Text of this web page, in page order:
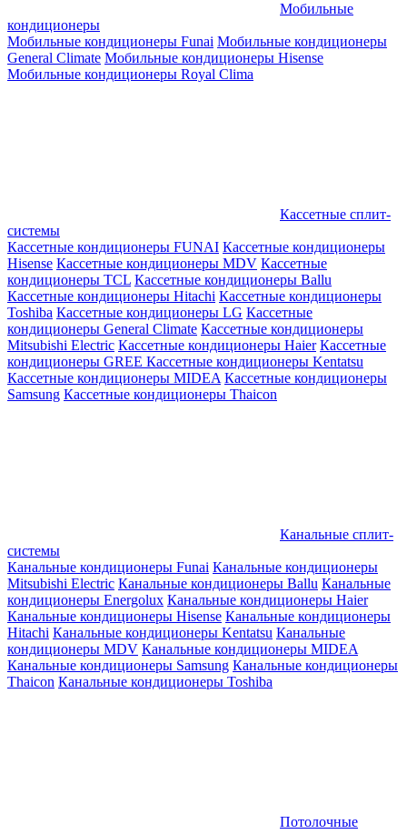
Мобильные
кондиционеры
Мобильные кондиционеры Funai Мобильные кондиционеры
General Climate Мобильные кондиционеры Hisense
Мобильные кондиционеры Royal Clima
Кассетные сплит-
системы
Кассетные кондиционеры FUNAI Кассетные кондиционеры
Hisense Кассетные кондиционеры MDV Кассетные
кондиционеры TCL Кассетные кондиционеры Ballu
Кассетные кондиционеры Hitachi Кассетные кондиционеры
Toshiba Кассетные кондиционеры LG Кассетные
кондиционеры General Climate Кассетные кондиционеры
Mitsubishi Electric Кассетные кондиционеры Haier Кассетные
кондиционеры GREE Кассетные кондиционеры Kentatsu
Кассетные кондиционеры MIDEA Кассетные кондиционеры
Samsung Кассетные кондиционеры Thaicon
Канальные сплит-
системы
Канальные кондиционеры Funai Канальные кондиционеры
Mitsubishi Electric Канальные кондиционеры Ballu Канальные
кондиционеры Energolux Канальные кондиционеры Haier
Канальные кондиционеры Hisense Канальные кондиционеры
Hitachi Канальные кондиционеры Kentatsu Канальные
кондиционеры MDV Канальные кондиционеры MIDEA
Канальные кондиционеры Samsung Канальные кондиционеры
Thaicon Канальные кондиционеры Toshiba
Потолочные